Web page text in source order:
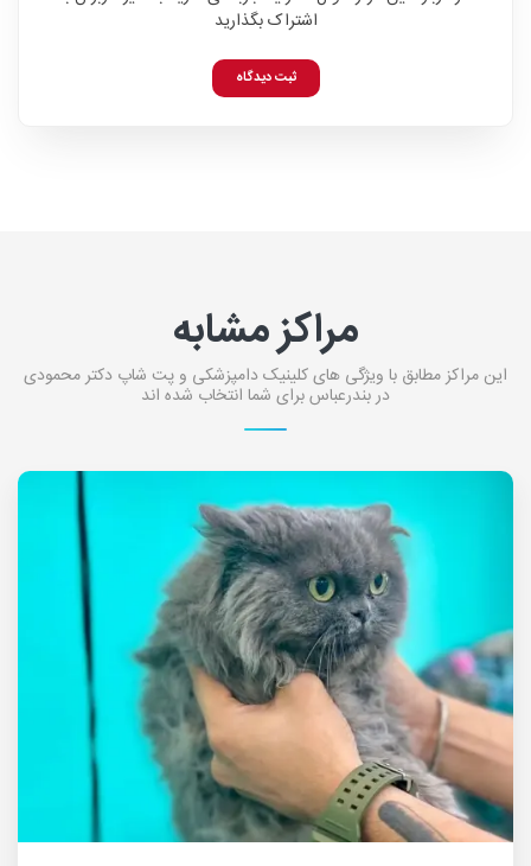
اشتراک بگذارید
ثبت دیدگاه
مراکز مشابه
این مراکز مطابق با ویژگی های کلینیک دامپزشکی و پت شاپ دکتر محمودی
در بندرعباس برای شما انتخاب شده اند